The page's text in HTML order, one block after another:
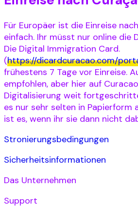
Für Europäer ist die Einreise
einfach. Ihr müsst nur online die
Die Digital Immigration Card.
(https://dicardcuracao.com/
frühestens 7 Tage vor Einreise.
empfohlen, aber hier auf
Digitalisierung weit
es nur sehr selten in Papierform
ist es, wenn ihr sie dann nicht
Stronierungsbedingungen
Sicherheitsinformationen
Das Unternehmen
Support